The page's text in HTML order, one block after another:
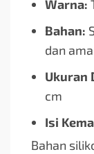
Warna:
Bahan:
dan
Ukuran
cm
Isi
Bahan